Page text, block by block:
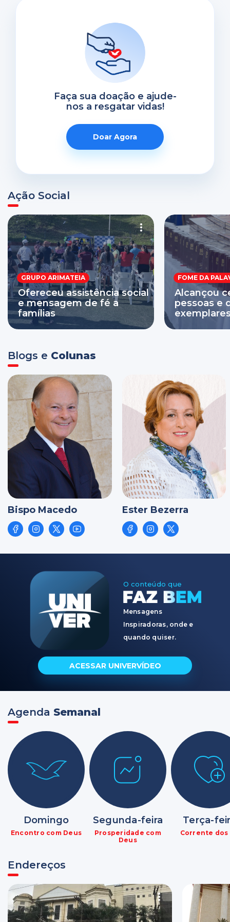
Faça sua doação e ajude-
nos a resgatar vidas!
Doar Agora
Ação Social
GRUPO ARIMATEIA
Ofereceu assistência social
e mensagem de fé a
famílias
FOME DA
Alcançou
pessoas e
Blogs e Colunas
Bispo Macedo Ester Bezerra
O conteúdo que
Mensagens
Inspiradoras, onde e
quando quiser.
ACESSAR UNIVERVÍDEO
Agenda Semanal
Domingo
Encontro com Deus
Segunda-feira
Prosperidade com
Deus
Terça-
Corrente dos
Endereços